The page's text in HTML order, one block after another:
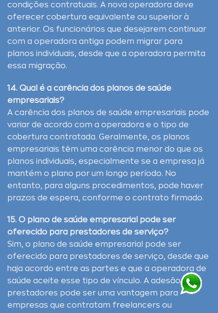
condições contratuais. A nova operadora deve
oferecer cobertura equivalente ou superior à
anterior. Os funcionários que desejarem continuar
com a operadora antiga podem migrar para
planos individuais, desde que a operadora permita
essa migração.
14. Qual é a carência dos planos de saúde
empresariais?
A carência dos planos de saúde empresariais pode
variar de acordo com a operadora e o tipo de
cobertura contratada. Geralmente, os planos
empresariais têm uma carência menor do que os
planos individuais, especialmente se a empresa já
mantém o plano por um longo período. No
entanto, para alguns procedimentos, pode haver
prazos de espera, conforme o contrato firmado.
15. O plano de saúde empresarial pode ser
oferecido para prestadores de serviço?
Sim, o plano de saúde empresarial pode ser
oferecido para prestadores de serviço, desde que
haja acordo entre as partes e que a operadora de
saúde aceite esse tipo de vínculo. A adesão de
prestadores pode ser uma vantagem para
empresas que contratam freelancers ou